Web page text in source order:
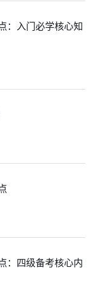
：入门必学核心知
：四级备考核心内